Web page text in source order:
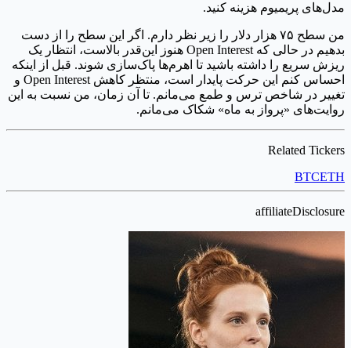
مدل‌های پریمیوم هزینه کنید.
من سطح ۷۵ هزار دلار را زیر نظر دارم. اگر این سطح را از دست
بدهیم در حالی که Open Interest هنوز این‌قدر بالاست، انتظار یک
ریزش سریع را داشته باشید تا اهرم‌ها پاک‌سازی شوند. قبل از اینکه
احساس کنم این حرکت پایدار است، منتظر کاهش Open Interest و
تغییر در شاخص ترس و طمع می‌مانم. تا آن زمان، من نسبت به این
روایت‌های «پرواز به ماه» شکاک می‌مانم.
Related Tickers
BTCETH
affiliateDisclosure